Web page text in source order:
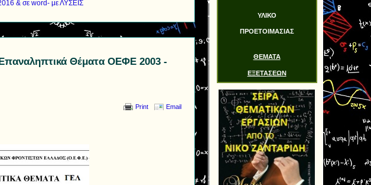
& σε word- με ΛΥΣΕΙΣ
Θέματα ΟΕΦΕ 2003 -
Print Email
ΥΛΙΚΟ
ΠΡΟΕΤΟΙΜΑΣΙΑΣ
ΘΕΜΑΤΑ
ΕΞΕΤΑΣΕΩΝ